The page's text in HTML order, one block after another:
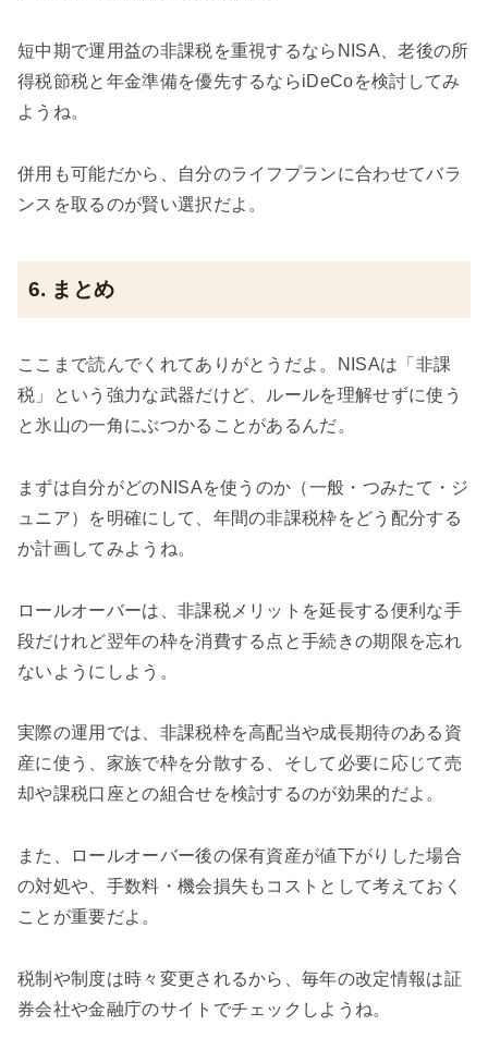
短中期で運用益の非課税を重視するならNISA、老後の所
得税節税と年金準備を優先するならiDeCoを検討してみ
ようね。
併用も可能だから、自分のライフプランに合わせてバラ
ンスを取るのが賢い選択だよ。
6. まとめ
ここまで読んでくれてありがとうだよ。NISAは「非課
税」という強力な武器だけど、ルールを理解せずに使う
と氷山の一角にぶつかることがあるんだ。
まずは自分がどのNISAを使うのか（一般・つみたて・ジ
ュニア）を明確にして、年間の非課税枠をどう配分する
か計画してみようね。
ロールオーバーは、非課税メリットを延長する便利な手
段だけれど翌年の枠を消費する点と手続きの期限を忘れ
ないようにしよう。
実際の運用では、非課税枠を高配当や成長期待のある資
産に使う、家族で枠を分散する、そして必要に応じて売
却や課税口座との組合せを検討するのが効果的だよ。
また、ロールオーバー後の保有資産が値下がりした場合
の対処や、手数料・機会損失もコストとして考えておく
ことが重要だよ。
税制や制度は時々変更されるから、毎年の改定情報は証
券会社や金融庁のサイトでチェックしようね。